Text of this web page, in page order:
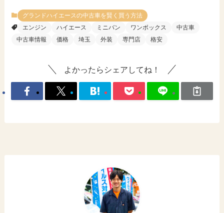
グランドハイエースの中古車を賢く買う方法
エンジン
ハイエース ミニバン ワンボックス
中古車
中古車情報
価格 埼玉 外装 専門店 格安
よかったらシェアしてね！